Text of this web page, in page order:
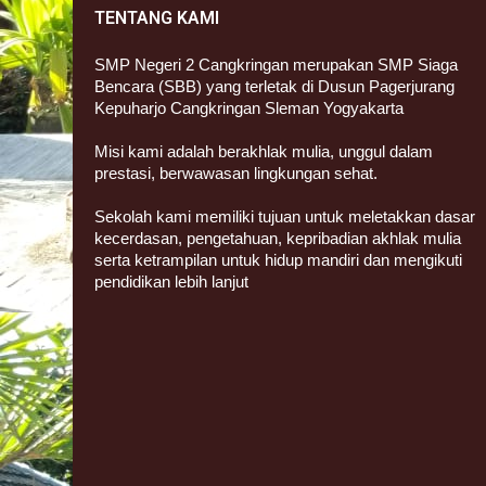
TENTANG KAMI
SMP Negeri 2 Cangkringan merupakan SMP Siaga
Bencara (SBB) yang terletak di Dusun Pagerjurang
Kepuharjo Cangkringan Sleman Yogyakarta
Misi kami adalah berakhlak mulia, unggul dalam
prestasi, berwawasan lingkungan sehat.
Sekolah kami memiliki tujuan untuk meletakkan dasar
kecerdasan, pengetahuan, kepribadian akhlak mulia
serta ketrampilan untuk hidup mandiri dan mengikuti
pendidikan lebih lanjut